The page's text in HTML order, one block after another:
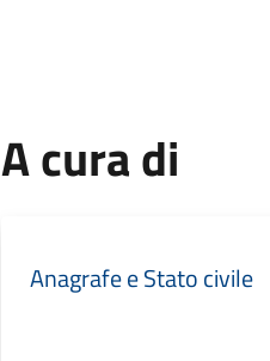
A cura di
Anagrafe e Stato civile